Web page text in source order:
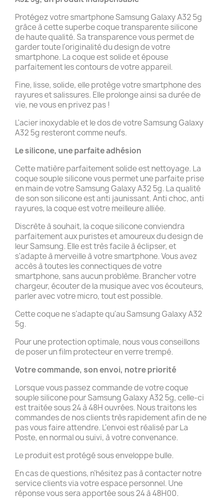
Protégez votre smartphone Samsung Galaxy A32 5g
grâce à cette superbe coque transparente silicone
de haute qualité. Sa transparence vous permet de
garder toute l'originalité du design de votre
smartphone. La coque est solide et épouse
parfaitement les contours de votre appareil.
Fine, lisse, solide, elle protège votre smartphone des
rayures et salissures. Elle prolonge ainsi sa durée de
vie, ne vous en privez pas !
L'acier inoxydable et le dos de votre Samsung Galaxy
A32 5g resteront comme neufs.
Le silicone, une parfaite adhésion
Cette matière parfaitement solide est nettoyage. La
coque souple silicone vous permet une parfaite prise
en main de votre Samsung Galaxy A32 5g. La qualité
de son son silicone est anti jaunissant. Anti choc, anti
rayures, la coque est votre meilleure alliée.
Discrète à souhait, la coque silicone conviendra
parfaitement aux puristes et amoureux du design de
leur Samsung. Elle est très facile à éclipser, et
s'adapte à merveille à votre smartphone. Vous avez
accès à toutes les connectiques de votre
smartphone, sans aucun problème. Brancher votre
chargeur, écouter de la musique avec vos écouteurs,
parler avec votre micro, tout est possible.
Cette coque ne s'adapte qu'au Samsung Galaxy A32
5g.
Pour une protection optimale, nous vous conseillons
de poser un film protecteur en verre trempé.
Votre commande, son envoi, notre priorité
Lorsque vous passez commande de votre coque
souple silicone pour Samsung Galaxy A32 5g, celle-ci
est traitée sous 24 à 48H ouvrées. Nous traitons les
commandes de nos clients très rapidement afin de ne
pas vous faire attendre. L'envoi est réalisé par La
Poste, en normal ou suivi, à votre convenance.
Le produit est protégé sous enveloppe bulle.
En cas de questions, n'hésitez pas à contacter notre
service clients via votre espace personnel. Une
réponse vous sera apportée sous 24 à 48H00.